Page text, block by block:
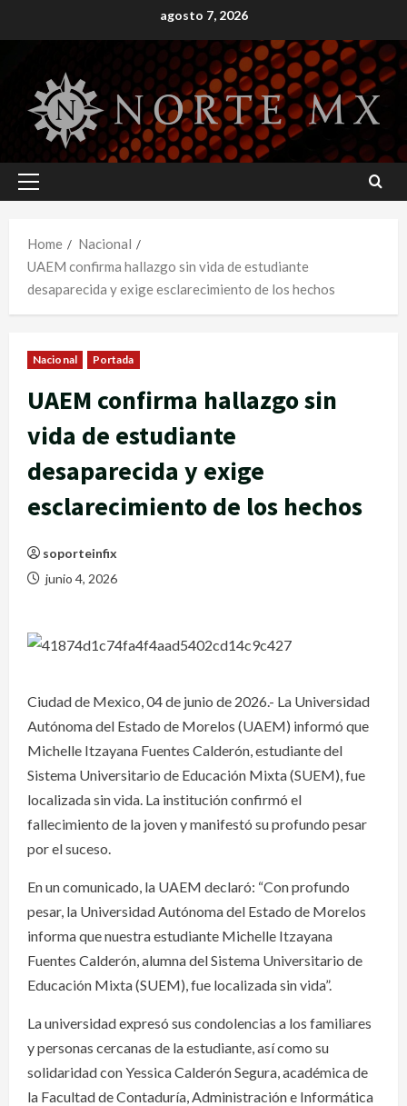
to
agosto 7, 2026
Primary
Home
Nacional
UAEM confirma hallazgo sin vida de estudiante
desaparecida y exige esclarecimiento de los hechos
Nacional Portada
UAEM confirma hallazgo sin
vida de estudiante
desaparecida y exige
esclarecimiento de los hechos
soporteinfix
junio 4, 2026
Ciudad de Mexico, 04 de junio de 2026.- La Universidad
Autónoma del Estado de Morelos (UAEM) informó que
Michelle Itzayana Fuentes Calderón, estudiante del
Sistema Universitario de Educación Mixta (SUEM), fue
localizada sin vida. La institución confirmó el
fallecimiento de la joven y manifestó su profundo pesar
por el suceso.
En un comunicado, la UAEM declaró: “Con profundo
pesar, la Universidad Autónoma del Estado de Morelos
informa que nuestra estudiante Michelle Itzayana
Fuentes Calderón, alumna del Sistema Universitario de
Educación Mixta (SUEM), fue localizada sin vida”.
La universidad expresó sus condolencias a los familiares
y personas cercanas de la estudiante, así como su
solidaridad con Yessica Calderón Segura, académica de
la Facultad de Contaduría, Administración e Informática